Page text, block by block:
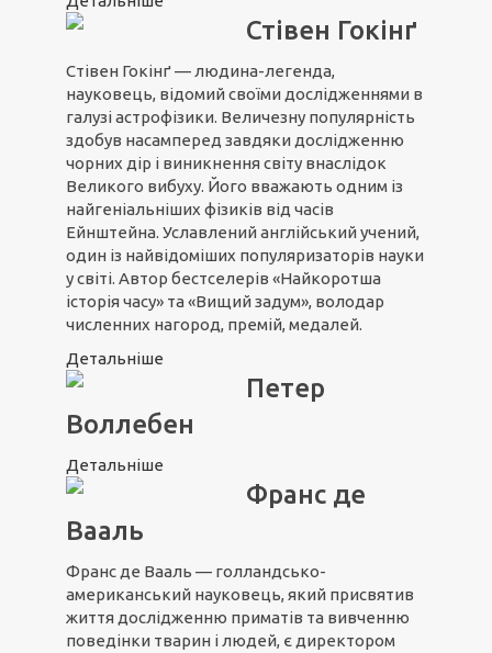
Стівен Гокінґ
Стівен Гокінґ — людина-легенда,
науковець, відомий своїми дослідженнями в
галузі астрофізики. Величезну популярність
здобув насамперед завдяки дослідженню
чорних дір і виникнення світу внаслідок
Великого вибуху. Його вважають одним із
найгеніальніших фізиків від часів
Ейнштейна. Уславлений англійський учений,
один із найвідоміших популяризаторів науки
у світі. Автор бестселерів «Найкоротша
історія часу» та «Вищий задум», володар
численних нагород, премій, медалей.
Детальніше
Петер
Воллебен
Детальніше
Франс де
Вааль
Франс де Вааль — голландсько-
американський науковець, який присвятив
життя дослідженню приматів та вивченню
поведінки тварин і людей, є директором